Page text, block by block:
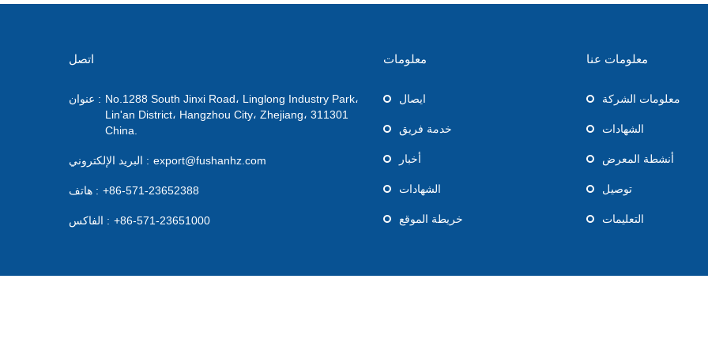
اتصل
عنوان : No.1288 South Jinxi Road، Linglong Industry Park،
Lin'an District، Hangzhou City، Zhejiang، 311301
China.
البريد الإلكتروني : export@fushanhz.com
هاتف : +86-571-23652388
الفاكس : +86-571-23651000
معلومات
ايصال
خدمة فريق
أخبار
الشهادات
خريطة الموقع
معلومات عنا
معلومات الشركة
الشهادات
أنشطة المعرض
توصيل
التعليمات